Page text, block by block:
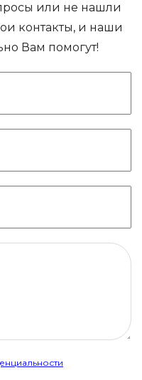
или не нашли
контакты, и наши
Вам помогут!